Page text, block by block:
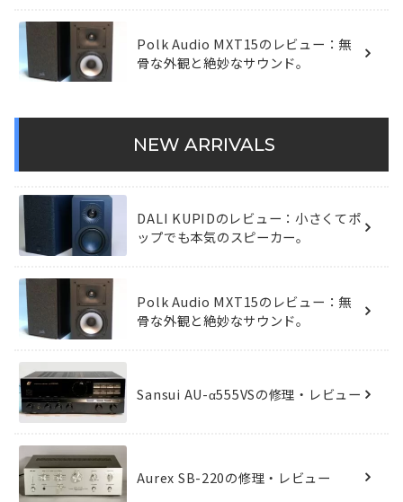
Polk Audio MXT15のレビュー：無
骨な外観と絶妙なサウンド。
NEW ARRIVALS
DALI KUPIDのレビュー：小さくてポ
ップでも本気のスピーカー。
Polk Audio MXT15のレビュー：無
骨な外観と絶妙なサウンド。
Sansui AU-α555VSの修理・レビュー
Aurex SB-220の修理・レビュー